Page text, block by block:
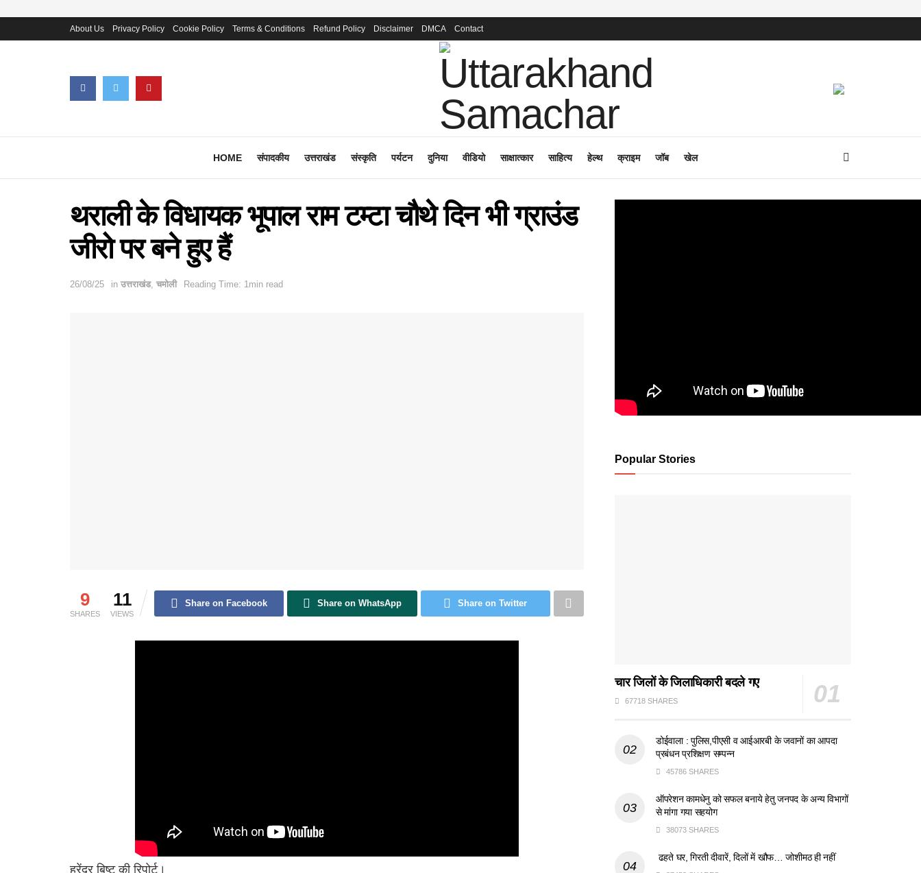
About Us Privacy Policy Cookie Policy Terms & Conditions Refund Policy Disclaimer DMCA Contact
HOME संपादकीय उत्तराखंड संस्कृति पर्यटन दुनिया वीडियो साक्षात्कार साहित्य हेल्थ क्राइम जॉब खेल
थराली के विधायक भूपाल राम टम्टा चौथे दिन भी ग्राउंड
जीरो पर बने हुए हैं
26/08/25 in उत्तराखंड, चमोली Reading Time: 1min read
9
SHARES
11
VIEWS
Share on Facebook Share on WhatsApp Share on Twitter
हरेंद्र बिष्ट की रिपोर्ट।
Popular Stories
चार जिलों के जिलाधिकारी बदले गए
67718 SHARES
डोईवाला : पुलिस,पीएसी व आईआरबी के जवानों का आपदा
प्रबंधन प्रशिक्षण सम्पन्न
45786 SHARES
ऑपरेशन कामधेनु को सफल बनाये हेतु जनपद के अन्य विभागों
से मांगा गया सहयोग
38073 SHARES
ढहते घर, गिरती दीवारें, दिलों में खौफ… जोशीमठ ही नहीं